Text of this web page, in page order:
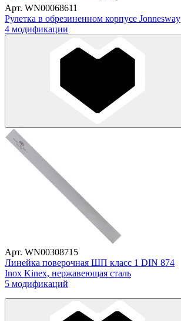
Арт. WN00068611
Рулетка в обрезиненном корпусе Jonnesway
4 модификации
Арт. WN00308715
Линейка поверочная ШП класс 1 DIN 874
Inox Kinex, нержавеющая сталь
5 модификаций